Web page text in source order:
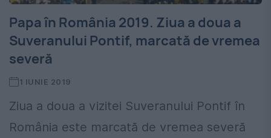
Papa în România 2019. Ziua a doua a
Suveranului Pontif, marcată de vremea
severă
1 IUNIE 2019
Ziua a doua a vizitei Suveranului Pontif în
România este marcată de vremea severă